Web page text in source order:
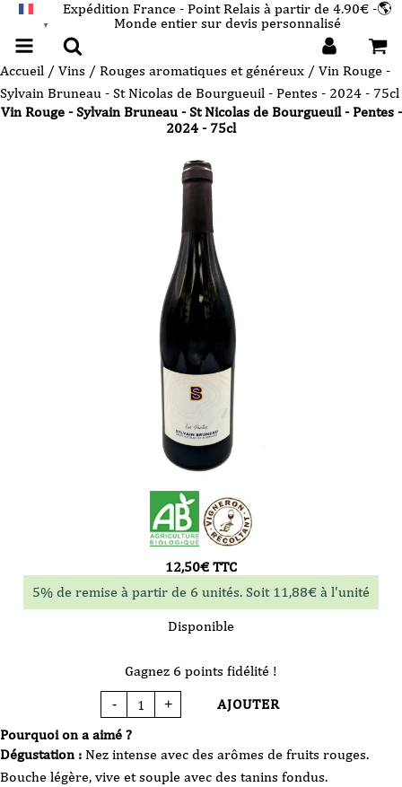
▼
Expédition France - Point Relais à partir de 4.90€ -🌎
Monde entier sur devis personnalisé
Accueil / Vins / Rouges aromatiques et généreux / Vin Rouge -
Sylvain Bruneau - St Nicolas de Bourgueuil - Pentes - 2024 - 75cl
Vin Rouge - Sylvain Bruneau - St Nicolas de Bourgueuil - Pentes -
2024 - 75cl
Pourquoi on a aimé ?
Dégustation : Nez intense avec des arômes de fruits rouges.
Bouche légère, vive et souple avec des tanins fondus.
12,50€ TTC
5% de remise à partir de 6 unités. Soit 11,88€ à l'unité
Disponible
Gagnez 6 points fidélité !
-
quantité
de
Rouge
Sylvain
-
+ AJOUTER